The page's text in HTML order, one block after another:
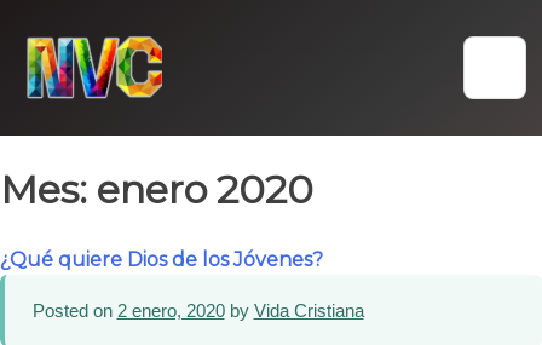
content
Mes: enero 2020
¿Qué quiere Dios de los Jóvenes?
Posted on 2 enero, 2020by Vida Cristiana